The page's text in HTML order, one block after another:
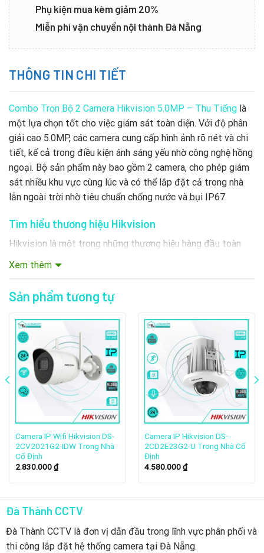
Phụ kiện mua kèm giảm 20%
Miễn phí vận chuyển nội thành Đà Nẵng
THÔNG TIN CHI TIẾT
Combo Trọn Bộ 2 Camera Hikvision 5.0MP – Thu Tiếng là
một lựa chọn tốt cho việc giám sát toàn diện. Với độ phân
giải cao 5.0MP, các camera cung cấp hình ảnh rõ nét và chi
tiết, kể cả trong điều kiện ánh sáng yếu nhờ công nghệ hồng
ngoại. Bộ sản phẩm này bao gồm 2 camera, cho phép giám
sát nhiều khu vực cùng lúc và có thể lắp đặt cả trong nhà
lẫn ngoài trời nhờ tiêu chuẩn chống nước và bụi IP67.
Tìm hiểu thương hiệu Hikvision
Hikvision là một trong những thương hiệu hàng đầu toàn
cầu trong ngành thiết bị an ninh và giám sát, được thành lập
đổi mới công nghệ và chất lượng sản phẩm, cung cấp một
loạt các giải pháp giám sát bao gồm camera IP, camera
analog, camera PTZ (Pan-Tilt-Zoom), và đầu ghi hình
NVR/DVR và
Camera Hikvision Đà Nẵng
luôn cam kết chất
lượng như vậy.
Combo trọn bộ có tốt không
Combo trọn bộ camera giám sát mang lại nhiều lợi ích, bao
Xem thêm
Sản phẩm tương tự
Camera IP Wifi Hikvision DS-
2CV2021G2-IDW Trong Nhà
Cố Định
2.830.000₫
Camera IP Hikvision DS-
2CD2E23G2-U Trong Nhà Cố
Định
4.580.000₫
Đà Thành CCTV
Đà Thành CCTV là đơn vị dẫn đầu trong lĩnh vực phân phối và
thi công lắp đặt hệ thống camera tại Đà Nẵng.